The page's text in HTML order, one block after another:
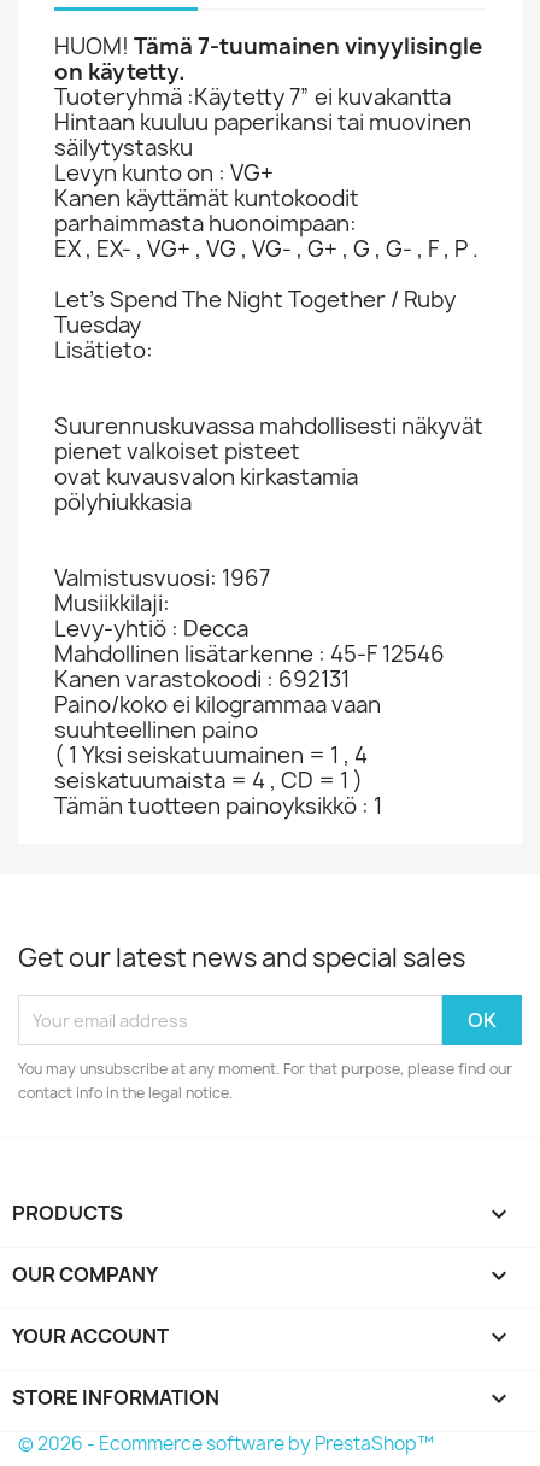
HUOM! Tämä 7-tuumainen vinyylisingle
on käytetty.
Tuoteryhmä :Käytetty 7” ei kuvakantta
Hintaan kuuluu paperikansi tai muovinen
säilytystasku
Levyn kunto on : VG+
Kanen käyttämät kuntokoodit
parhaimmasta huonoimpaan:
EX , EX- , VG+ , VG , VG- , G+ , G , G- , F , P .
Let's Spend The Night Together / Ruby
Tuesday
Lisätieto:
Suurennuskuvassa mahdollisesti näkyvät
pienet valkoiset pisteet
ovat kuvausvalon kirkastamia
pölyhiukkasia
Valmistusvuosi: 1967
Musiikkilaji:
Levy-yhtiö : Decca
Mahdollinen lisätarkenne : 45-F 12546
Kanen varastokoodi : 692131
Paino/koko ei kilogrammaa vaan
suuhteellinen paino
( 1 Yksi seiskatuumainen = 1 , 4
seiskatuumaista = 4 , CD = 1 )
Tämän tuotteen painoyksikkö : 1
Get our latest news and special sales
You may unsubscribe at any moment. For that purpose, please find our
contact info in the legal notice.
PRODUCTS 
OUR COMPANY 
YOUR ACCOUNT 
STORE INFORMATION keyboard_arrow_down
© 2026 - Ecommerce software by PrestaShop™